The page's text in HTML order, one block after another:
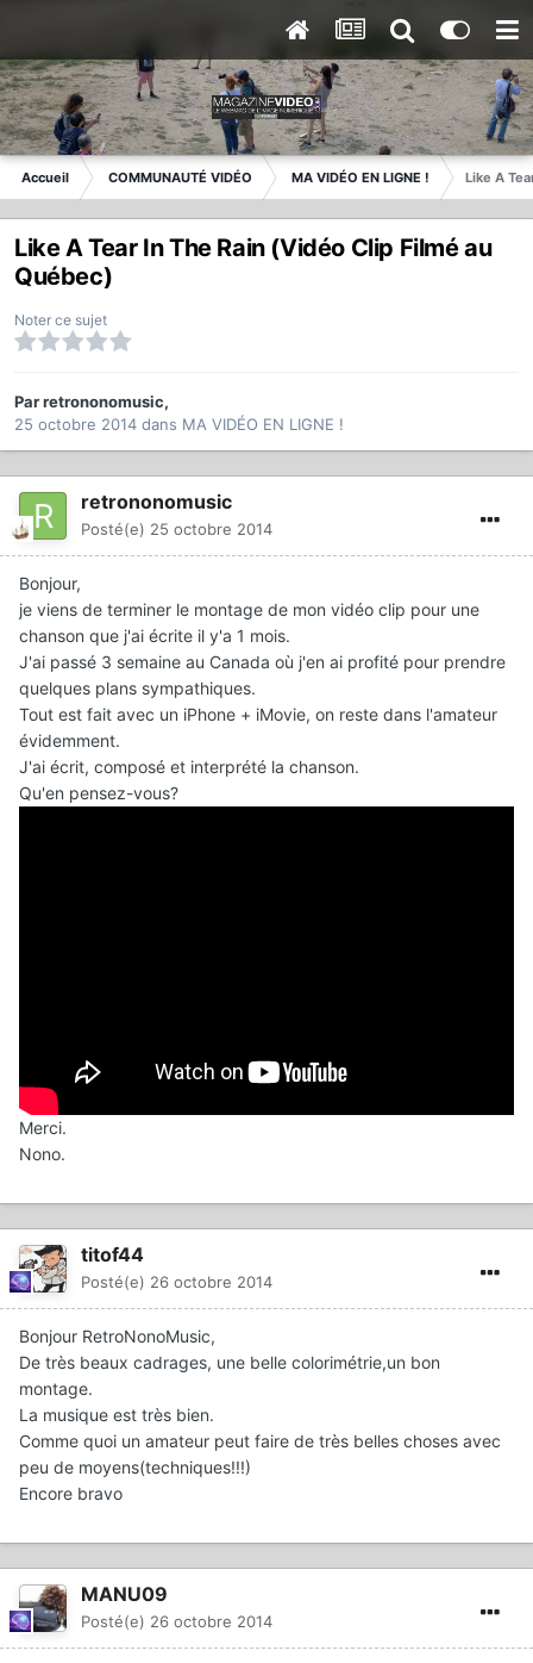
Accueil COMMUNAUTÉ VIDÉO MA VIDÉO EN LIGNE ! Like A
Like A Tear In The Rain (Vidéo Clip Filmé au
Québec)
Noter ce sujet
Parretrononomusic,
25 octobre 2014 dans MA VIDÉO EN LIGNE !
retrononomusic
Posté(e) 25 octobre 2014
Bonjour,
je viens de terminer le montage de mon vidéo clip pour une
chanson que j'ai écrite il y'a 1 mois.
J'ai passé 3 semaine au Canada où j'en ai profité pour prendre
quelques plans sympathiques.
Tout est fait avec un iPhone + iMovie, on reste dans l'amateur
évidemment.
J'ai écrit, composé et interprété la chanson.
Qu'en pensez-vous?
Merci.
Nono.
titof44
Posté(e) 26 octobre 2014
Bonjour RetroNonoMusic,
De très beaux cadrages, une belle colorimétrie,un bon
montage.
La musique est très bien.
Comme quoi un amateur peut faire de très belles choses avec
peu de moyens(techniques!!!)
Encore bravo
MANU09
Posté(e) 26 octobre 2014